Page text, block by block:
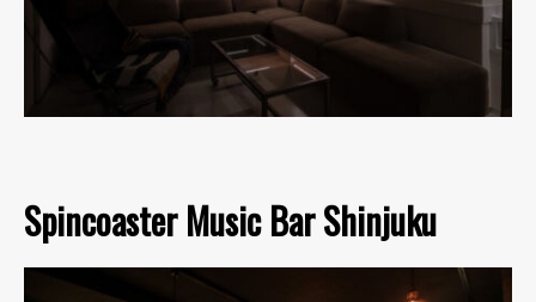
Spincoaster Music Bar Shinjuku